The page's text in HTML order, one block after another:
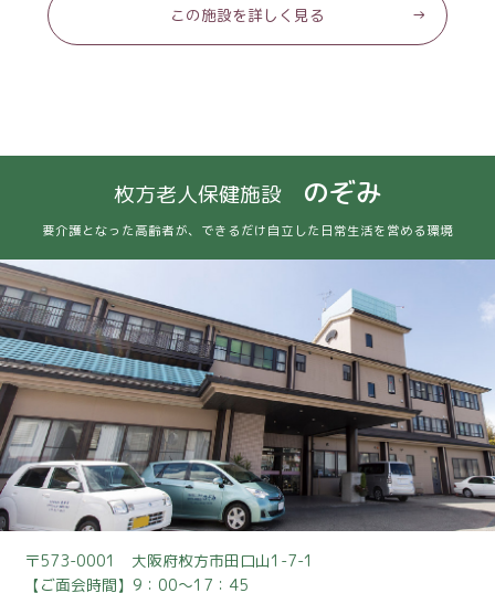
この施設を詳しく見る
枚方老人保健施設 のぞみ
要介護となった高齢者が、できるだけ自立した日常生活を営める環境
〒573-0001 大阪府枚方市田口山1-7-1
【ご面会時間】9：00～17：45